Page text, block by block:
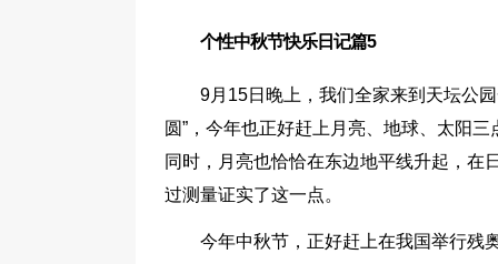
个性中秋节快乐日记篇5
9月15日晚上，我们全家来到天坛公
圆”，今年也正好赶上月亮、地球、太阳
同时，月亮也恰恰在东边地平线升起，在
过测量证实了这一点。
今年中秋节，正好赶上在我国举行残